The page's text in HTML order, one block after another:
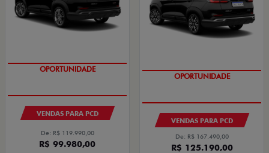
OPORTUNIDADE
VENDAS PARA PCD
De: R$ 119.990,00
R$ 99.980,00
OPORTUNIDADE
VENDAS PARA PCD
De: R$ 167.490,00
R$ 125.190,00